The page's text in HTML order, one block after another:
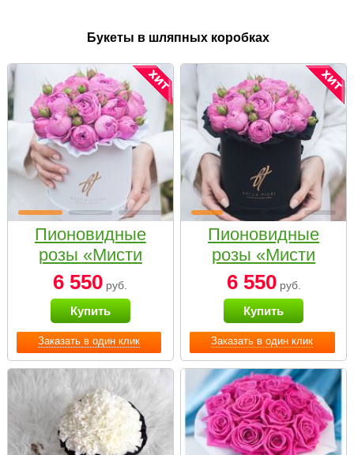
Букеты в шляпных коробках
Заказать в один клик
Пионовидные
розы «Мисти
бабблс» в белой
коробке Small
6 550 руб.
Купить
Заказать в один клик
Пионовидные
розы «Мисти
бабблс» в
черной коробке
Small
6 550руб.
Купить